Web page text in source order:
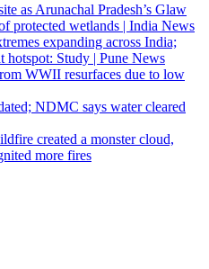
as Arunachal Pradesh’s Glaw
protected wetlands | India News
expanding across India;
hotspot: Study | Pune News
WWII resurfaces due to low
NDMC says water cleared
created a monster cloud,
more fires